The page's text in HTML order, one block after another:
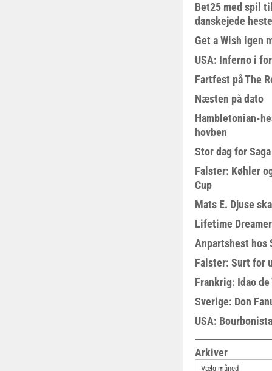
Bet25 med spil
danskejede
Get a Wish igen
USA: Inferno i
Fartfest på The
Næsten på dato
Hambletonian-
hovben
Stor dag for
Falster: Køhler
Cup
Mats E. Djuse
Lifetime
Anpartshest hos
Falster: Surt for
Frankrig: Idao
Sverige: Don
USA:
Arkiver